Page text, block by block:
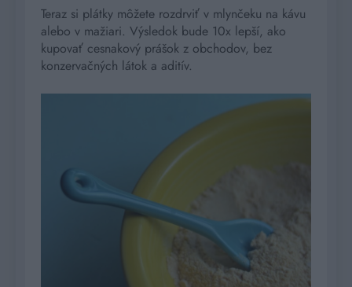
Teraz si plátky môžete rozdrviť v mlynčeku na kávu
alebo v mažiari. Výsledok bude 10x lepší, ako
kupovať cesnakový prášok z obchodov, bez
konzervačných látok a aditív.